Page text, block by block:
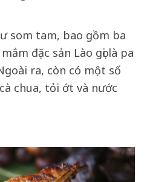
som tam, bao gồm ba
đặc sản Lào gọi là pa
ra, còn có một số
chua, tỏi ớt và nước